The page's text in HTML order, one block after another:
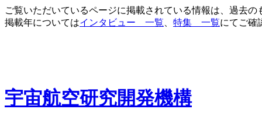
ご覧いただいているページに掲載されている情報は、過去
掲載年についてはインタビュー 一覧 特集 一覧にてご確
宇宙航空研究開発機構